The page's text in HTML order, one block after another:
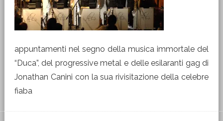
appuntamenti nel segno della musica immortale del
“Duca”, del progressive metal e delle esilaranti gag di
Jonathan Canini con la sua rivisitazione della celebre
fiaba